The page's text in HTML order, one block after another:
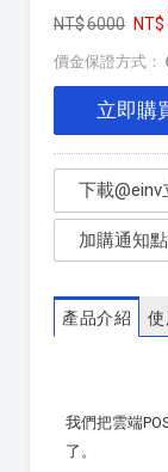
6000
價金保證方式：
立即購
下載@einv
加購通知
產品介紹 使
我們把雲端
了。